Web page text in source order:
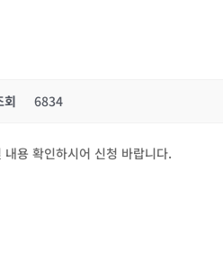
회 6834
용 확인하시어 신청 바랍니다.